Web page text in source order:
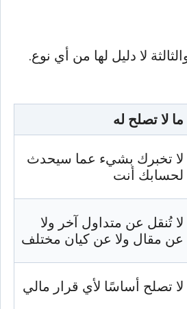
لا دليل لها من أي نوع.
ما لا تصلح له
لا تخبرك بشيء عما سيحدث
لحسابك أنت
لا تُنقل عن متداول آخر ولا
عن مقال ولا عن كيان مختلف
لا تصلح أساسًا لأي قرار مالي